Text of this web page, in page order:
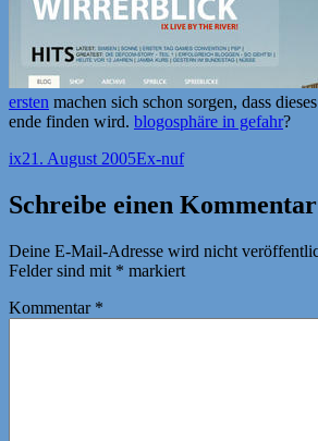
ersten machen sich schon sorgen, dass
ende finden wird. blogosphäre in gefahr?
Autor
ixVeröffentlicht
21. August 2005Kategorien
Ex-nuf
Schreibe einen Kommentar
Deine E-Mail-Adresse wird nicht
Felder sind mit * markiert
Kommentar *